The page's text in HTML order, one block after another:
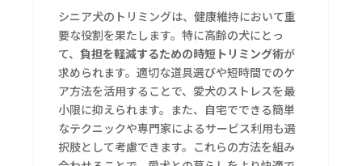
シニア犬のトリミングは、健康維持において重
要な役割を果たします。特に高齢の犬にとっ
て、負担を軽減するための時短トリミング術が
求められます。適切な道具選びや短時間でのケ
ア方法を活用することで、愛犬のストレスを最
小限に抑えられます。また、自宅でできる簡単
なテクニックや専門家によるサービス利用も選
択肢として考慮できます。これらの方法を組み